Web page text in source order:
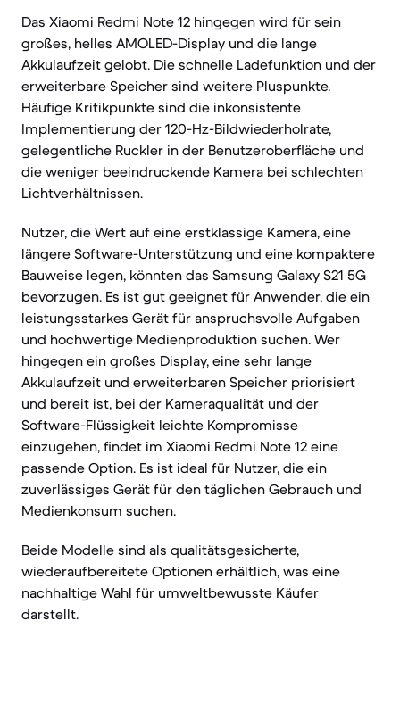
Das Xiaomi Redmi Note 12 hingegen wird für sein
großes, helles AMOLED-Display und die lange
Akkulaufzeit gelobt. Die schnelle Ladefunktion und der
erweiterbare Speicher sind weitere Pluspunkte.
Häufige Kritikpunkte sind die inkonsistente
Implementierung der 120-Hz-Bildwiederholrate,
gelegentliche Ruckler in der Benutzeroberfläche und
die weniger beeindruckende Kamera bei schlechten
Lichtverhältnissen.
Nutzer, die Wert auf eine erstklassige Kamera, eine
längere Software-Unterstützung und eine kompaktere
Bauweise legen, könnten das Samsung Galaxy S21 5G
bevorzugen. Es ist gut geeignet für Anwender, die ein
leistungsstarkes Gerät für anspruchsvolle Aufgaben
und hochwertige Medienproduktion suchen. Wer
hingegen ein großes Display, eine sehr lange
Akkulaufzeit und erweiterbaren Speicher priorisiert
und bereit ist, bei der Kameraqualität und der
Software-Flüssigkeit leichte Kompromisse
einzugehen, findet im Xiaomi Redmi Note 12 eine
passende Option. Es ist ideal für Nutzer, die ein
zuverlässiges Gerät für den täglichen Gebrauch und
Medienkonsum suchen.
Beide Modelle sind als qualitätsgesicherte,
wiederaufbereitete Optionen erhältlich, was eine
nachhaltige Wahl für umweltbewusste Käufer
darstellt.